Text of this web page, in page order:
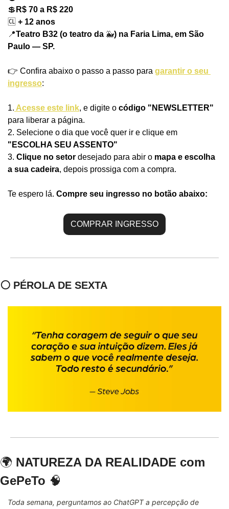
💲 R$ 70 a R$ 220
🆑 + 12 anos
📍Teatro B32 (o teatro da 🐳) na Faria Lima, em São
Paulo — SP.
👉 Confira abaixo o passo a passo para garantir o seu
ingresso:
1. Acesse este link, e digite o código "NEWSLETTER"
para liberar a página.
"ESCOLHA SEU ASSENTO"
3. Clique no setor desejado para abir o mapa e escolha
a sua cadeira, depois prossiga com a compra.
Te espero lá. Compre seu ingresso no botão abaixo:
COMPRAR INGRESSO
⚪ PÉROLA DE SEXTA
🌍 NATUREZA DA REALIDADE com
GePeTo 🧠
Toda semana, perguntamos ao ChatGPT a percepção de